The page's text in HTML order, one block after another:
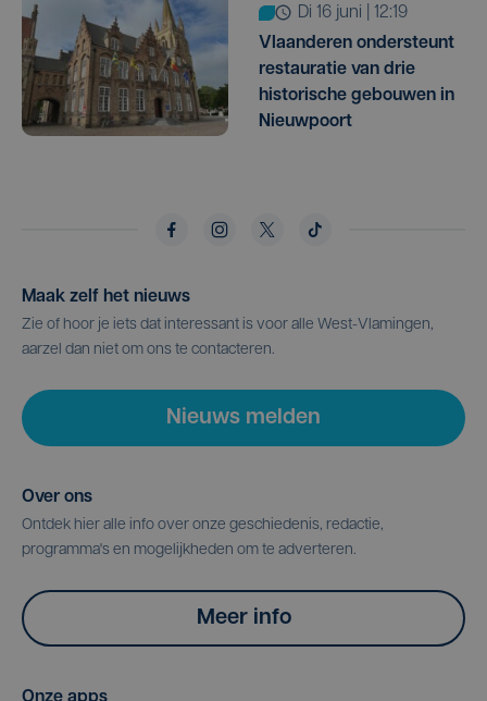
di 16 juni | 12:19
Vlaanderen ondersteunt
restauratie van drie
historische gebouwen in
Nieuwpoort
Maak zelf het nieuws
Zie of hoor je iets dat interessant is voor alle West-Vlamingen,
aarzel dan niet om ons te contacteren.
Nieuws melden
Over ons
Ontdek hier alle info over onze geschiedenis, redactie,
programma's en mogelijkheden om te adverteren.
Meer info